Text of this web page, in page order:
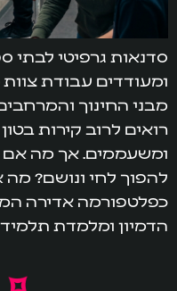
סדנאות גרפיטי לבתי
ומעודדים עבודת
מבני החינוך
רואים לרוב קירות
ומשעממים. אך מה אם
להפוך לחי ונושם?
כפלטפורמה אדירה
הדמיון ומלמדת